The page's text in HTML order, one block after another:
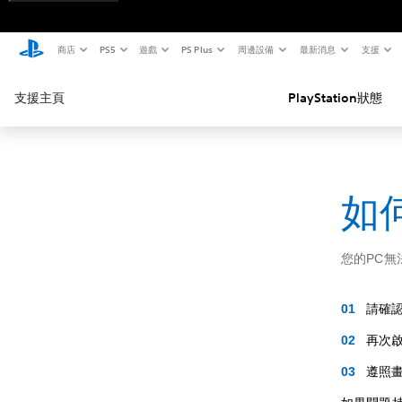
商店 PS5 遊戲 PS Plus 周邊設備 最新消息 支援
支援主頁 PlayStation狀態
如
您的PC無
請確
再次
遵照